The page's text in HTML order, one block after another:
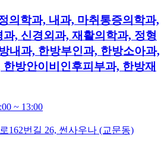
의학과, 내과, 마취통증의학과,
, 신경외과, 재활의학과, 정형
내과, 한방부인과, 한방소아과,
방안이비인후피부과, 한방재
~ 13:00
162번길 26, 썬사우나 (교문동)